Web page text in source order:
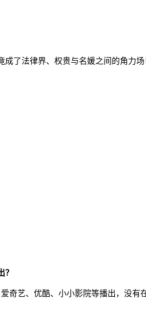
成了法律界、权贵与名媛之间的角力
奇艺、优酷、小小影院等播出，没有